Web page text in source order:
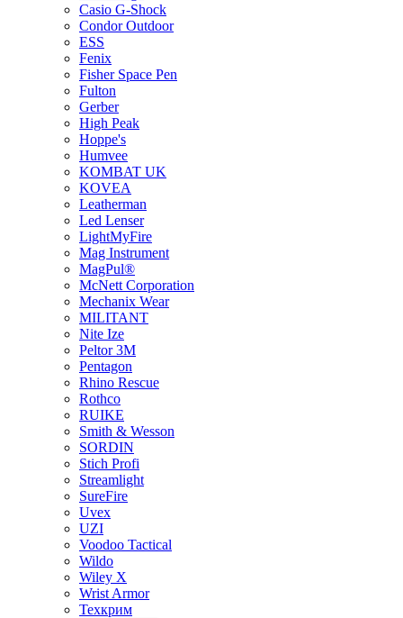
Casio G-Shock
Condor Outdoor
ESS
Fenix
Fisher Space Pen
Fulton
Gerber
High Peak
Hoppe's
Humvee
KOMBAT UK
KOVEA
Leatherman
Led Lenser
LightMyFire
Mag Instrument
MagPul®
McNett Corporation
Mechanix Wear
MILITANT
Nite Ize
Peltor 3M
Pentagon
Rhino Rescue
Rothco
RUIKE
Smith & Wesson
SORDIN
Stich Profi
Streamlight
SureFire
Uvex
UZI
Voodoo Tactical
Wildo
Wiley X
Wrist Armor
Техкрим